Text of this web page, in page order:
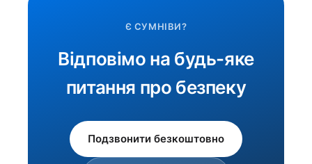
Є СУМНІВИ?
Відповімо на будь-яке
питання про безпеку
Подзвонити безкоштовно